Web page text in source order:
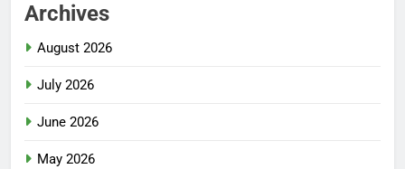
Archives
August 2026
July 2026
June 2026
May 2026